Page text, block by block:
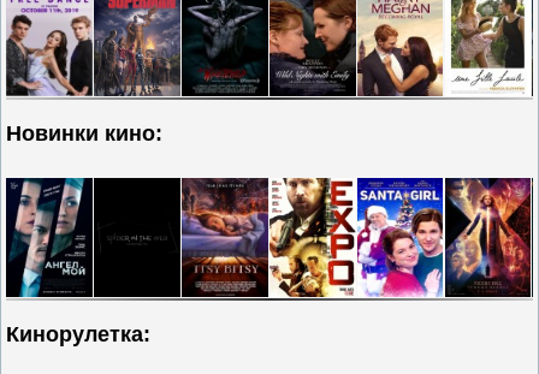
Новинки кино:
Кинорулетка: